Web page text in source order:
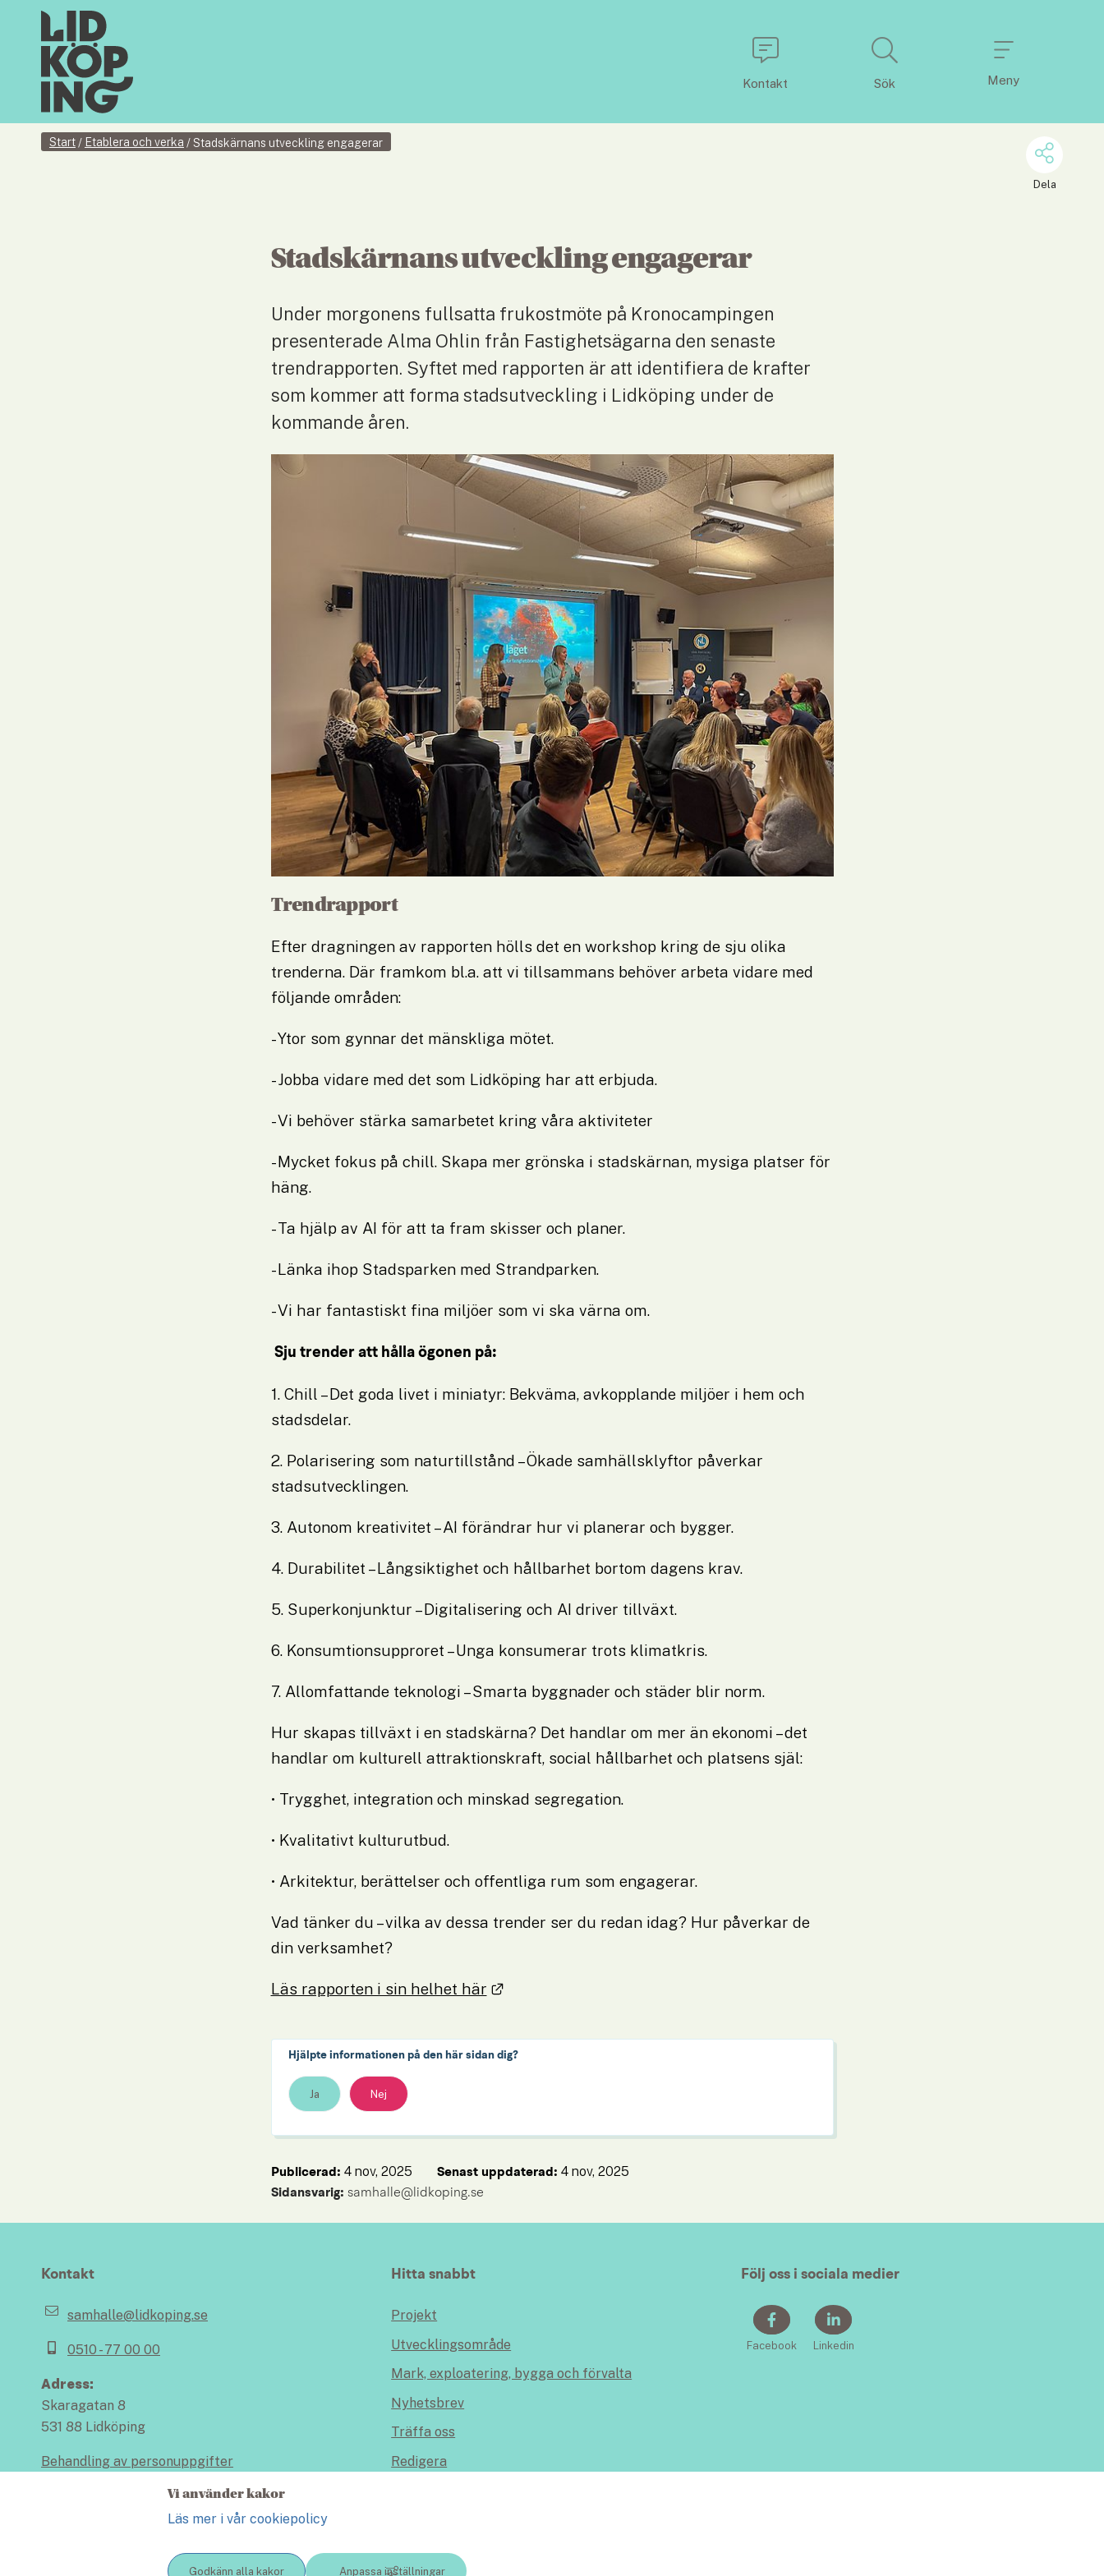
Vi använder kakor
Läs mer i vår cookiepolicy
Godkänn alla kakor Anpassa inställningar
Kontakt Sök Meny
Start/ Etablera och verka /Stadskärnans utveckling engagerar
Dela
Stadskärnans utveckling engagerar
Under morgonens fullsatta frukostmöte på Kronocampingen
presenterade Alma Ohlin från Fastighetsägarna den senaste
trendrapporten. Syftet med rapporten är att identifiera de krafter
som kommer att forma stadsutveckling i Lidköping under de
kommande åren.
Trendrapport
Efter dragningen av rapporten hölls det en workshop kring de sju olika
trenderna. Där framkom bl.a. att vi tillsammans behöver arbeta vidare med
följande områden:
- Ytor som gynnar det mänskliga mötet.
- Jobba vidare med det som Lidköping har att erbjuda.
- Vi behöver stärka samarbetet kring våra aktiviteter
- Mycket fokus på chill. Skapa mer grönska i stadskärnan, mysiga platser för
häng.
- Ta hjälp av AI för att ta fram skisser och planer.
- Länka ihop Stadsparken med Strandparken.
- Vi har fantastiskt fina miljöer som vi ska värna om.
Sju trender att hålla ögonen på:
1. Chill – Det goda livet i miniatyr: Bekväma, avkopplande miljöer i hem och
stadsdelar.
2. Polarisering som naturtillstånd – Ökade samhällsklyftor påverkar
stadsutvecklingen.
3. Autonom kreativitet – AI förändrar hur vi planerar och bygger.
4. Durabilitet – Långsiktighet och hållbarhet bortom dagens krav.
5. Superkonjunktur – Digitalisering och AI driver tillväxt.
6. Konsumtionsupproret – Unga konsumerar trots klimatkris.
7. Allomfattande teknologi – Smarta byggnader och städer blir norm.
Hur skapas tillväxt i en stadskärna? Det handlar om mer än ekonomi – det
handlar om kulturell attraktionskraft, social hållbarhet och platsens själ:
• Trygghet, integration och minskad segregation.
• Kvalitativt kulturutbud.
• Arkitektur, berättelser och offentliga rum som engagerar.
Vad tänker du – vilka av dessa trender ser du redan idag? Hur påverkar de
din verksamhet?
Läs rapporten i sin helhet här Länk till annan webbplats.
Hjälpte informationen på den här sidan dig?
Ja Nej
Publicerad: 4 nov, 2025 Senast uppdaterad: 4 nov, 2025
Sidansvarig: samhalle@lidkoping.se
Kontakt
samhalle@lidkoping.se
0510 - 77 00 00
Adress:
Skaragatan 8
531 88 Lidköping
Behandling av personuppgifter
Hitta snabbt
Projekt
Utvecklingsområde
Mark, exploatering, bygga och förvalta
Nyhetsbrev
Träffa oss
Redigera
Följ oss i sociala medier
Facebook Linkedin
Lidköping växer - en webbplats inom Lidköping kommun